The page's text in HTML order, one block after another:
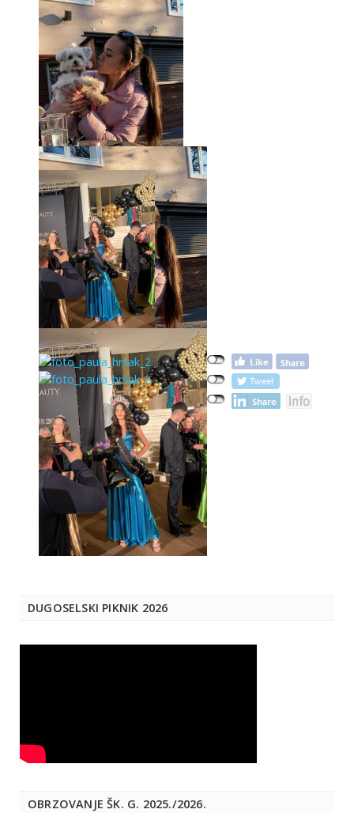
DUGOSELSKI PIKNIK 2026
OBRZOVANJE ŠK. G. 2025./2026.